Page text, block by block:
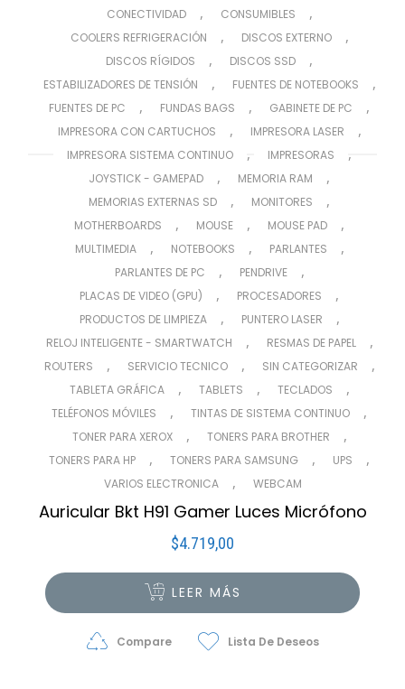
CONECTIVIDAD , CONSUMIBLES ,
COOLERS REFRIGERACIÓN , DISCOS EXTERNO ,
DISCOS RÍGIDOS , DISCOS SSD ,
ESTABILIZADORES DE TENSIÓN , FUENTES DE NOTEBOOKS ,
FUENTES DE PC , FUNDAS BAGS , GABINETE DE PC ,
IMPRESORA CON CARTUCHOS , IMPRESORA LASER ,
IMPRESORA SISTEMA CONTINUO , IMPRESORAS ,
JOYSTICK - GAMEPAD , MEMORIA RAM ,
MEMORIAS EXTERNAS SD , MONITORES ,
MOTHERBOARDS , MOUSE , MOUSE PAD ,
MULTIMEDIA , NOTEBOOKS , PARLANTES ,
PARLANTES DE PC , PENDRIVE ,
PLACAS DE VIDEO (GPU) , PROCESADORES ,
PRODUCTOS DE LIMPIEZA , PUNTERO LASER ,
RELOJ INTELIGENTE - SMARTWATCH , RESMAS DE PAPEL ,
ROUTERS , SERVICIO TECNICO , SIN CATEGORIZAR ,
TABLETA GRÁFICA , TABLETS , TECLADOS ,
TELÉFONOS MÓVILES , TINTAS DE SISTEMA CONTINUO ,
TONER PARA XEROX , TONERS PARA BROTHER ,
TONERS PARA HP , TONERS PARA SAMSUNG , UPS ,
VARIOS ELECTRONICA , WEBCAM
Auricular Bkt H91 Gamer Luces Micrófono
$4.719,00
LEER MÁS
Compare Lista De Deseos